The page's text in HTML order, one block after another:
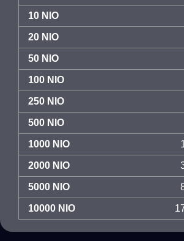
10 NIO
20 NIO
50 NIO
100 NIO
250 NIO
500 NIO
1000 NIO
2000 NIO
5000 NIO
10000 NIO